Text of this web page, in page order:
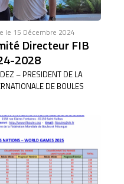
le 15 Décembre 2024
Directeur FIB
2028
– PRESIDENT DE LA
DE BOULES